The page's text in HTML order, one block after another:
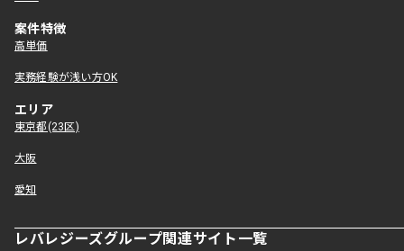
案件特徴
高単価
実務経験が浅い方OK
エリア
東京都(23区)
大阪
愛知
レバレジーズグループ関連サイト一覧